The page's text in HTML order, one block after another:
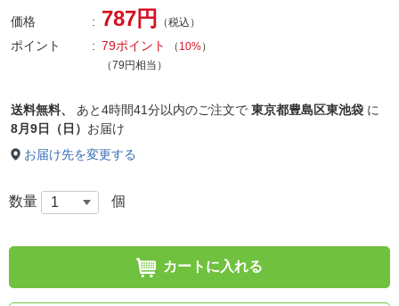
価格 787円 （税込）
ポイント 79ポイント （ 10%）
（79円相当）
送料無料、 あと4時間41分以内のご注文で 東京都豊島区東池袋 に
8月9日（日） お届け
お届け先を変更する
数量 個
カートに入れる